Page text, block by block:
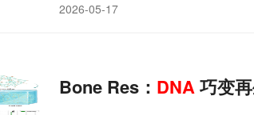
2026-05-17
Bone Res： DNA巧变